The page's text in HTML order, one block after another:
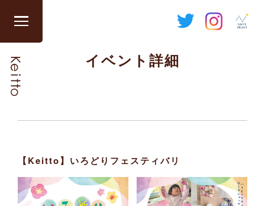
グ
ロ
閉
す
る
イベント詳細
【Keitto】いろどりフェスティバリ